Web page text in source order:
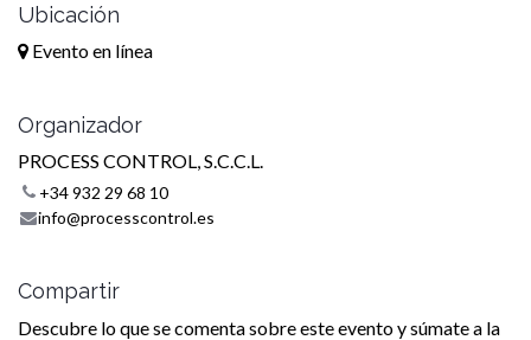
Ubicación
Evento en línea
Organizador
PROCESS CONTROL, S.C.C.L.
+34 932 29 68 10
info@processcontrol.es
Compartir
Descubre lo que se comenta sobre este evento y súmate a la